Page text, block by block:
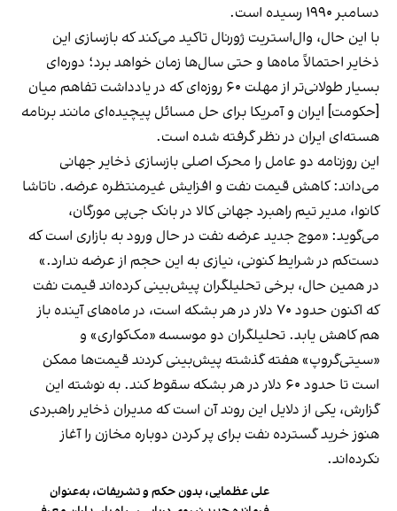
دسامبر ۱۹۹۰ رسیده است.
با این حال، وال‌استریت ژورنال تاکید می‌کند که بازسازی این
ذخایر احتمالاً ماه‌ها و حتی سال‌ها زمان خواهد برد؛ دوره‌ای
بسیار طولانی‌تر از مهلت ۶۰ روزه‌ای که در یادداشت تفاهم میان
[حکومت] ایران و آمریکا برای حل مسائل پیچیده‌ای مانند برنامه
هسته‌ای ایران در نظر گرفته شده است.
این روزنامه دو عامل را محرک اصلی بازسازی ذخایر جهانی
می‌داند: کاهش قیمت نفت و افزایش غیرمنتظره عرضه. ناتاشا
کانوا، مدیر تیم راهبرد جهانی کالا در بانک جی‌پی مورگان،
می‌گوید: «موج جدید عرضه نفت در حال ورود به بازاری است که
دست‌کم در شرایط کنونی، نیازی به این حجم از عرضه ندارد.»
در همین حال، برخی تحلیلگران پیش‌بینی کرده‌اند قیمت نفت
که اکنون حدود ۷۰ دلار در هر بشکه است، در ماه‌های آینده باز
هم کاهش یابد. تحلیلگران دو موسسه‌ «مک‌کواری» و
«سیتی‌گروپ» هفته گذشته پیش‌بینی کردند قیمت‌ها ممکن
است تا حدود ۶۰ دلار در هر بشکه سقوط کند. به نوشته این
گزارش، یکی از دلایل این روند آن است که مدیران ذخایر راهبردی
هنوز خرید گسترده نفت برای پر کردن دوباره مخازن را آغاز
نکرده‌اند.
علی عظمایی، بدون حکم و تشریفات، به‌عنوان